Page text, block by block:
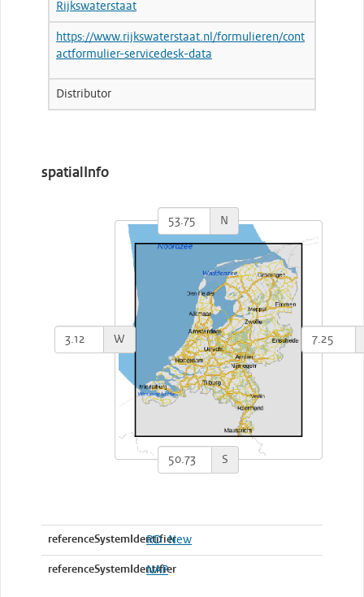
Rijkswaterstaat
https://www.rijkswaterstaat.nl/formulieren/cont
actformulier-servicedesk-data
Distributor
spatialInfo
N
S
W
referenceSystemIdentifier
RD_New
referenceSystemIdentifier
NAP